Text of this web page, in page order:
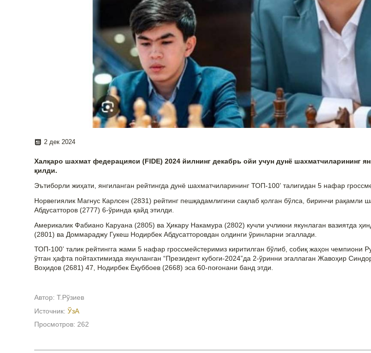
2 дек 2024
Халқаро шахмат федерацияси (FIDE) 2024 йилнинг декабрь ойи учун дунё шахматчиларининг
қилди.
Эътиборли жиҳати, янгиланган рейтингда дунё шахматчиларининг ТОП-100ʼ талигидан 5 нафар
Норвегиялик Магнус Карлсен (2831) рейтинг пешқадамлигини сақлаб қолган бўлса, биринчи рақамли
Абдусатторов (2777) 6-ўринда қайд этилди.
Америкалик Фабиано Каруана (2805) ва Ҳикару Накамура (2802) кучли учликни якунлаган вазиятда
(2801) ва Доммараджу Гукеш Нодирбек Абдусатторовдан олдинги ўринларни эгаллади.
ТОП-100ʼ талик рейтингга жами 5 нафар гроссмейстеримиз киритилган бўлиб, собиқ жаҳон чемпиони
ўтган ҳафта пойтахтимизда якунланган “Президент кубоги-2024”да 2-ўринни эгаллаган Жавоҳир
Воҳидов (2681) 47, Нодирбек Ёқуббоев (2668) эса 60-поғонани банд этди.
Автор: Т.Рўзиев
Источник: ЎзА
Просмотров: 262